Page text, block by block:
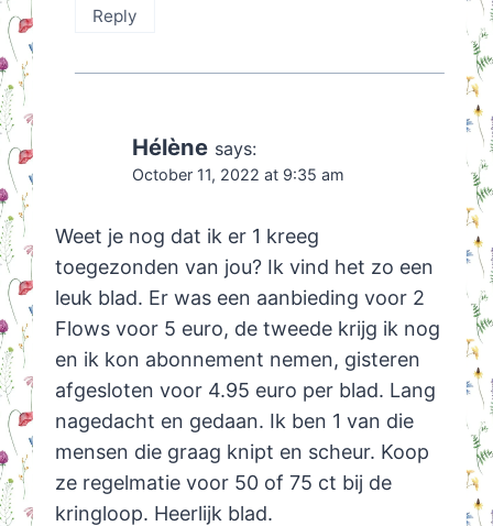
Reply
Hélène says:
October 11, 2022 at 9:35 am
Weet je nog dat ik er 1 kreeg
toegezonden van jou? Ik vind het zo een
leuk blad. Er was een aanbieding voor 2
Flows voor 5 euro, de tweede krijg ik nog
en ik kon abonnement nemen, gisteren
afgesloten voor 4.95 euro per blad. Lang
nagedacht en gedaan. Ik ben 1 van die
mensen die graag knipt en scheur. Koop
ze regelmatie voor 50 of 75 ct bij de
kringloop. Heerlijk blad.